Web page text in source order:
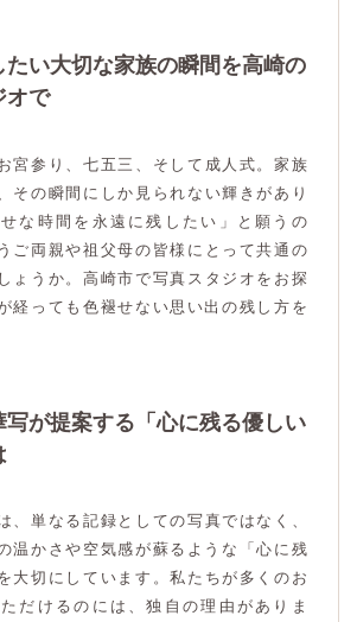
たい大切な家族の瞬間を高崎の
オで
宮参り、七五三、そして成人式。家族
その瞬間にしか見られない輝きがあり
な時間を永遠に残したい」と願うの
ご両親や祖父母の皆様にとって共通の
ょうか。高崎市で写真スタジオをお探
経っても色褪せない思い出の残し方を
写が提案する「心に残る優しい
、単なる記録としての写真ではなく、
温かさや空気感が蘇るような「心に残
大切にしています。私たちが多くのお
だけるのには、独自の理由がありま